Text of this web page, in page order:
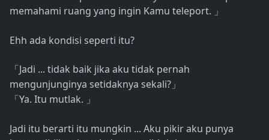
memahami ruang yang ingin Kamu teleport.
」
Ehh ada kondisi seperti itu?
「 Jadi ... tidak baik jika aku tidak pernah
mengunjunginya setidaknya sekali? 」
「 Ya. Itu mutlak. 」
Jadi itu berarti itu mungkin ... Aku pikir aku punya